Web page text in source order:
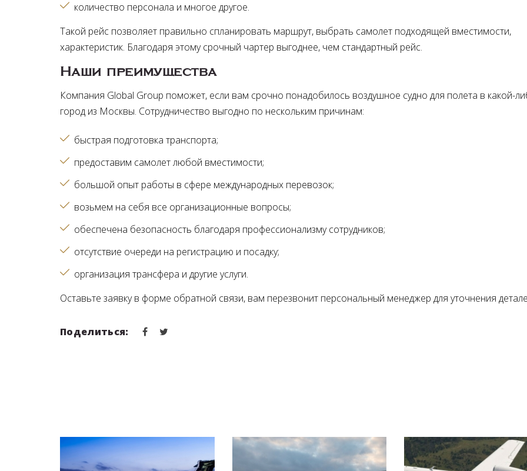
количество персонала и многое другое
Такой рейс позволяет правильно спланировать маршрут, выбрать самолет подходящей вместимости,
характеристик. Благодаря этому срочный чартер выгоднее, чем стандартный рейс.
Наши преимущества
Компания Global Group поможет, если вам срочно понадобилось воздушное судно для полета в какой-
город из Москвы. Сотрудничество выгодно по нескольким причинам:
быстрая подготовка транспорта
предоставим самолет любой вместимости
большой опыт работы в сфере международных перевозок
возьмем на себя все организационные вопросы
обеспечена безопасность благодаря профессионализму сотрудников
отсутствие очереди на регистрацию и посадку
организация трансфера и другие услуги
Оставьте заявку в форме обратной связи, вам перезвонит персональный менеджер для уточнения
Поделиться: